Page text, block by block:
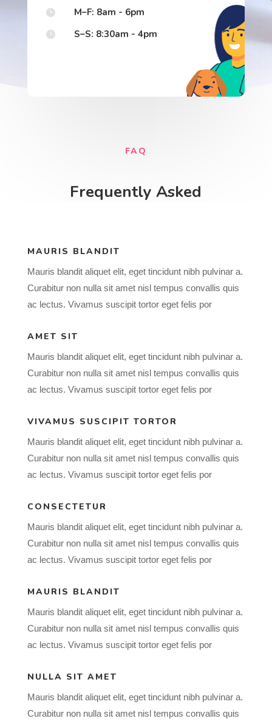
 M–F: 8am - 6pm
 S–S: 8:30am - 4pm
FAQ
Frequently Asked
MAURIS BLANDIT
Mauris blandit aliquet elit, eget tincidunt nibh pulvinar a.
Curabitur non nulla sit amet nisl tempus convallis quis
ac lectus. Vivamus suscipit tortor eget felis por
AMET SIT
Mauris blandit aliquet elit, eget tincidunt nibh pulvinar a.
Curabitur non nulla sit amet nisl tempus convallis quis
ac lectus. Vivamus suscipit tortor eget felis por
VIVAMUS SUSCIPIT TORTOR
Mauris blandit aliquet elit, eget tincidunt nibh pulvinar a.
Curabitur non nulla sit amet nisl tempus convallis quis
ac lectus. Vivamus suscipit tortor eget felis por
CONSECTETUR
Mauris blandit aliquet elit, eget tincidunt nibh pulvinar a.
Curabitur non nulla sit amet nisl tempus convallis quis
ac lectus. Vivamus suscipit tortor eget felis por
MAURIS BLANDIT
Mauris blandit aliquet elit, eget tincidunt nibh pulvinar a.
Curabitur non nulla sit amet nisl tempus convallis quis
ac lectus. Vivamus suscipit tortor eget felis por
NULLA SIT AMET
Mauris blandit aliquet elit, eget tincidunt nibh pulvinar a.
Curabitur non nulla sit amet nisl tempus convallis quis